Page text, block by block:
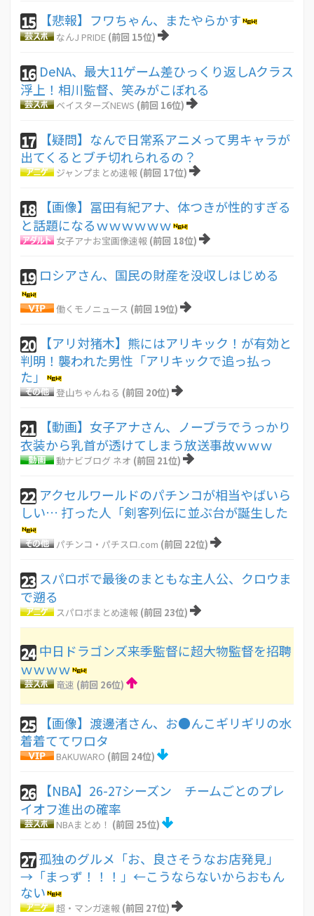
15 【悲報】フワちゃん、またやらかす
なんJ PRIDE (前回 15位)
16 DeNA、最大11ゲーム差ひっくり返しAクラス
浮上！相川監督、笑みがこぼれる
ベイスターズNEWS (前回 16位)
17
【疑問】なんで日常系アニメって男キャラが
出てくるとブチ切れられるの？
ジャンプまとめ速報 (前回 17位)
18
【画像】冨田有紀アナ、体つきが性的すぎる
と話題になるｗｗｗｗｗｗ
女子アナお宝画像速報 (前回 18位)
19 ロシアさん、国民の財産を没収しはじめる
働くモノニュース (前回 19位)
20
【アリ対猪木】熊にはアリキック！が有効と
判明！襲われた男性「アリキックで追っ払っ
た」
登山ちゃんねる (前回 20位)
21
【動画】女子アナさん、ノーブラでうっかり
衣装から乳首が透けてしまう放送事故ｗｗｗ
動ナビブログ ネオ (前回 21位)
22 アクセルワールドのパチンコが相当やばいら
しい… 打った人「剣客列伝に並ぶ台が誕生した
パチンコ・パチスロ.com (前回 22位)
23 スパロボで最後のまともな主人公、クロウま
で遡る
スパロボまとめ速報 (前回 23位)
24 中日ドラゴンズ来季監督に超大物監督を招聘
ｗｗｗｗ
竜速 (前回 26位)
25
【画像】渡邊渚さん、お●んこギリギリの水
着着ててワロタ
BAKUWARO (前回 24位)
26
【NBA】26-27シーズン チームごとのプレ
イオフ進出の確率
NBAまとめ！ (前回 25位)
27孤独のグルメ「お、良さそうなお店発見」
→「まっず！！！」←こうならないからおもん
ない
超・マンガ速報 (前回 27位)